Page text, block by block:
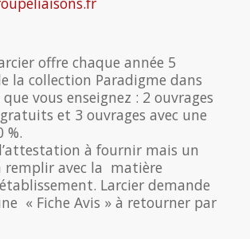
offre chaque année 5
la collection Paradigme dans
vous enseignez : 2 ouvrages
et 3 ouvrages avec une
%.
à fournir mais un
remplir avec la matière
Larcier demande
« Fiche Avis » à retourner par